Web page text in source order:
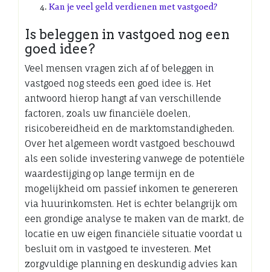
Kan je veel geld verdienen met vastgoed?
Is beleggen in vastgoed nog een
goed idee?
Veel mensen vragen zich af of beleggen in
vastgoed nog steeds een goed idee is. Het
antwoord hierop hangt af van verschillende
factoren, zoals uw financiële doelen,
risicobereidheid en de marktomstandigheden.
Over het algemeen wordt vastgoed beschouwd
als een solide investering vanwege de potentiële
waardestijging op lange termijn en de
mogelijkheid om passief inkomen te genereren
via huurinkomsten. Het is echter belangrijk om
een grondige analyse te maken van de markt, de
locatie en uw eigen financiële situatie voordat u
besluit om in vastgoed te investeren. Met
zorgvuldige planning en deskundig advies kan